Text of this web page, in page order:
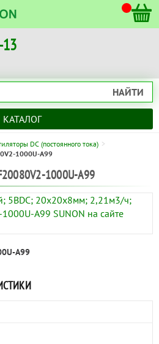
НАЙТИ
КАТАЛОГ
DC (постоянного тока)
1000U-A99
1000U-A99
A99